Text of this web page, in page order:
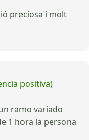
preciosa i molt
positiva)
ramo variado
1 hora la persona